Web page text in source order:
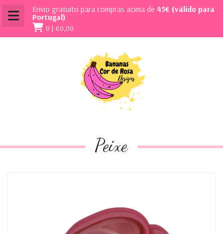
Envio gratuito para compras acima de 45€ (válido para
Portugal)
0 | €0,00
Peixe